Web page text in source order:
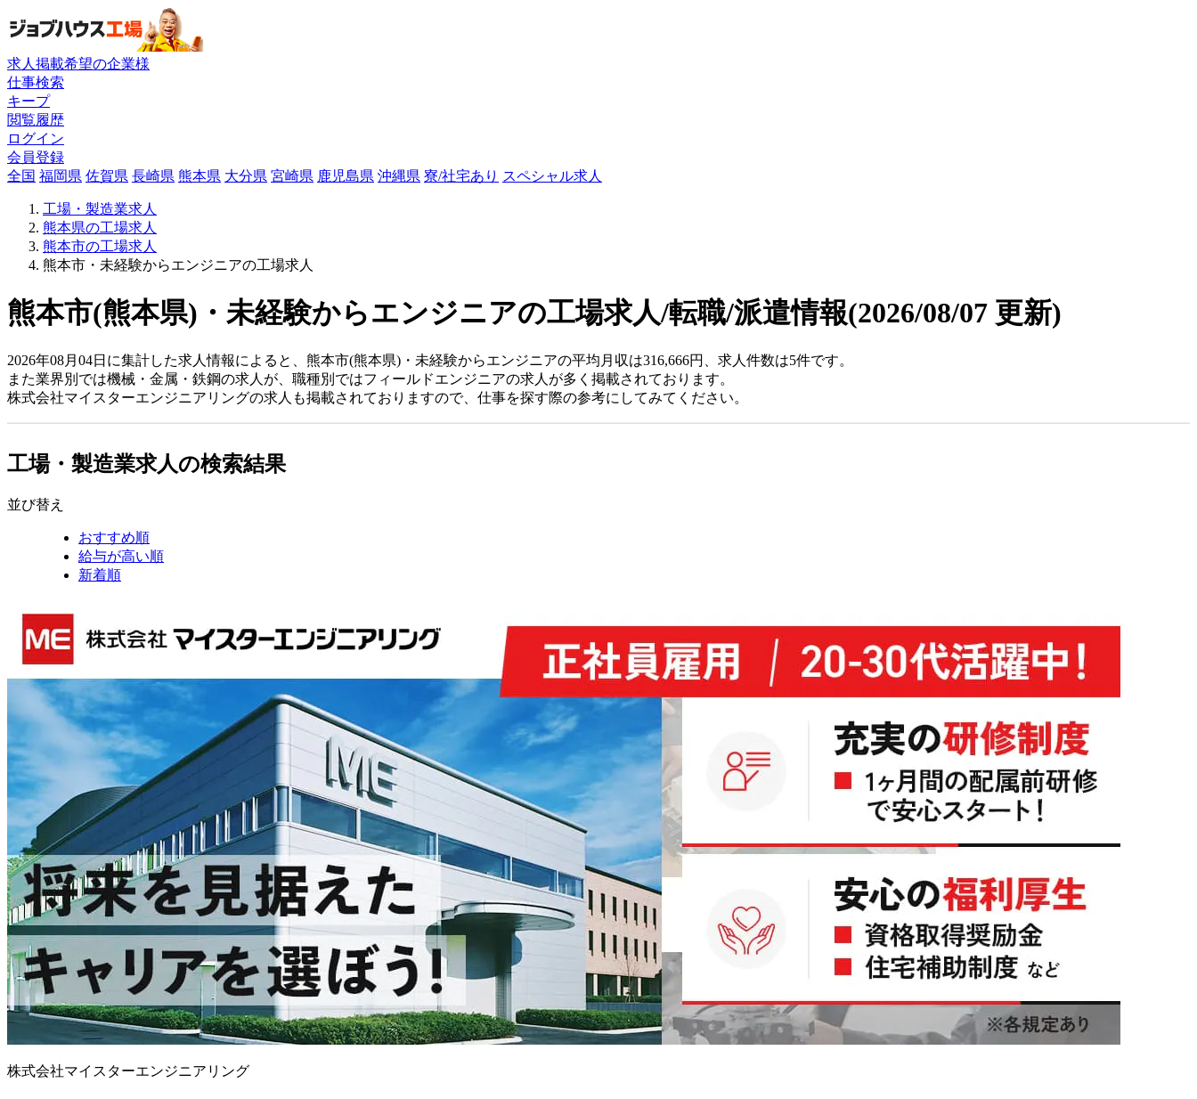
求人掲載希望の企業様
仕事検索
キープ
閲覧履歴
ログイン
会員登録
全国 福岡県 佐賀県 長崎県 熊本県 大分県 宮崎県 鹿児島県 沖縄県 寮/社宅あり スペシャル求人
工場・製造業求人
熊本県の工場求人
熊本市の工場求人
熊本市・未経験からエンジニアの工場求人
熊本市(熊本県)・未経験からエンジニアの工場求人/転職/派遣情報(2026/08/07 更新)
2026年08月04日に集計した求人情報によると、熊本市(熊本県)・未経験からエンジニアの平均月収は316,666円、求人件数は5件です。
また業界別では機械・金属・鉄鋼の求人が、職種別ではフィールドエンジニアの求人が多く掲載されております。
株式会社マイスターエンジニアリングの求人も掲載されておりますので、仕事を探す際の参考にしてみてください。
工場・製造業求人の検索結果
並び替え
おすすめ順
給与が高い順
新着順
株式会社マイスターエンジニアリング